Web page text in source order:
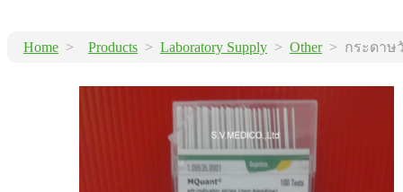
Home > Products > Laboratory Supply > Other> กระดาษวั